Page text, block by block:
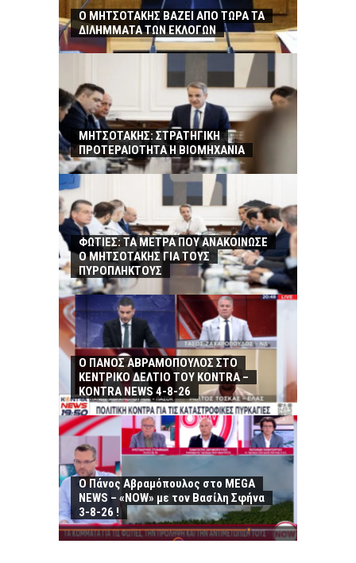
Ο ΜΗΤΣΟΤΑΚΗΣ ΒΑΖΕΙ ΑΠΟ ΤΩΡΑ ΤΑ
ΔΙΛΗΜΜΑΤΑ ΤΩΝ ΕΚΛΟΓΩΝ
ΜΗΤΣΟΤΑΚΗΣ: ΣΤΡΑΤΗΓΙΚΗ
ΠΡΟΤΕΡΑΙΟΤΗΤΑ Η ΒΙΟΜΗΧΑΝΙΑ
ΦΩΤΙΕΣ: ΤΑ ΜΕΤΡΑ ΠΟΥ ΑΝΑΚΟΙΝΩΣΕ
Ο ΜΗΤΣΟΤΑΚΗΣ ΓΙΑ ΤΟΥΣ
ΠΥΡΟΠΛΗΚΤΟΥΣ
Ο ΠΑΝΟΣ ΑΒΡΑΜΟΠΟΥΛΟΣ ΣΤΟ
ΚΕΝΤΡΙΚΟ ΔΕΛΤΙΟ ΤΟΥ KONTRA –
KONTRA NEWS 4-8-26
Ο Πάνος Αβραμόπουλος στο MEGA
NEWS – «NOW» με τον Βασίλη Σφήνα
3-8-26 !